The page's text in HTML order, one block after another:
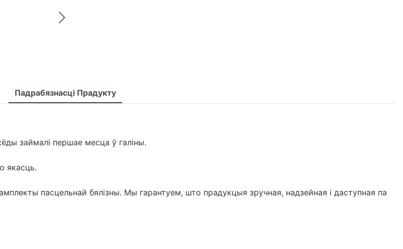
Падрабязнасці Прадукту
займалі першае месца ў галіны.
якасць.
пасцельнай бялізны. Мы гарантуем, што прадукцыя зручная, надзейная і даступная па